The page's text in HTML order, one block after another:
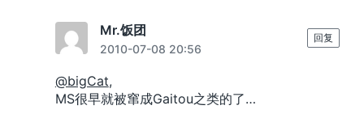
Mr.饭团
2010-07-08 20:56
@bigCat,
MS很早就被窜成Gaitou之类的了…
回复